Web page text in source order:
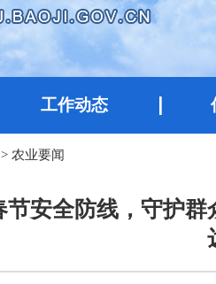
工作动态
> 农业要闻
节安全防线，守护